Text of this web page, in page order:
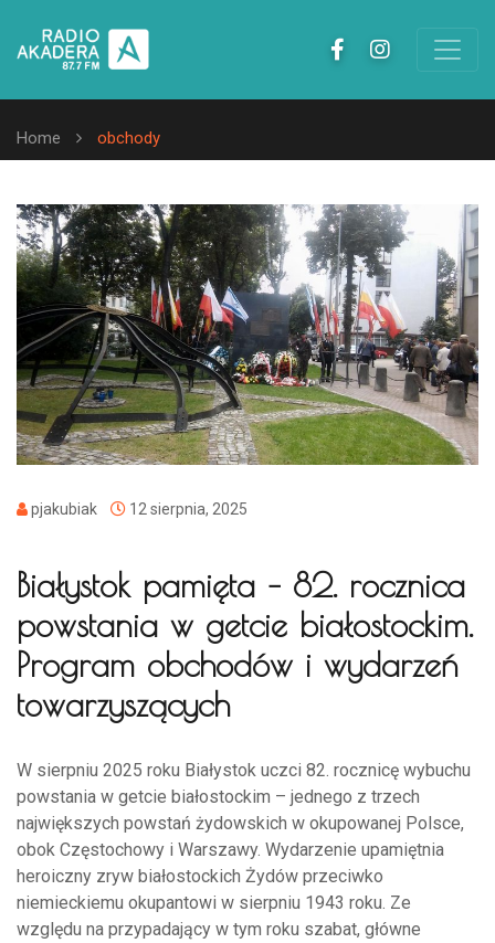
Home obchody
pjakubiak 12 sierpnia, 2025
Białystok pamięta – 82. rocznica
powstania w getcie białostockim.
Program obchodów i wydarzeń
towarzyszących
W sierpniu 2025 roku Białystok uczci 82. rocznicę wybuchu
powstania w getcie białostockim – jednego z trzech
największych powstań żydowskich w okupowanej Polsce,
obok Częstochowy i Warszawy. Wydarzenie upamiętnia
heroiczny zryw białostockich Żydów przeciwko
niemieckiemu okupantowi w sierpniu 1943 roku. Ze
względu na przypadający w tym roku szabat, główne